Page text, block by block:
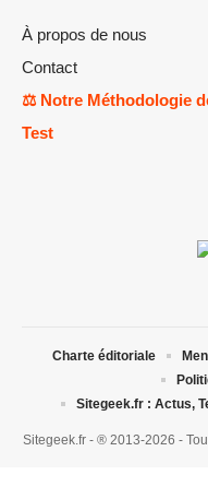
À propos de nous
Contact
⚖️ Notre Méthodologie
Test
Sitegeek.fr - ® 2013-2026 -
Charte éditoriale
Sitegeek.fr : Actus,